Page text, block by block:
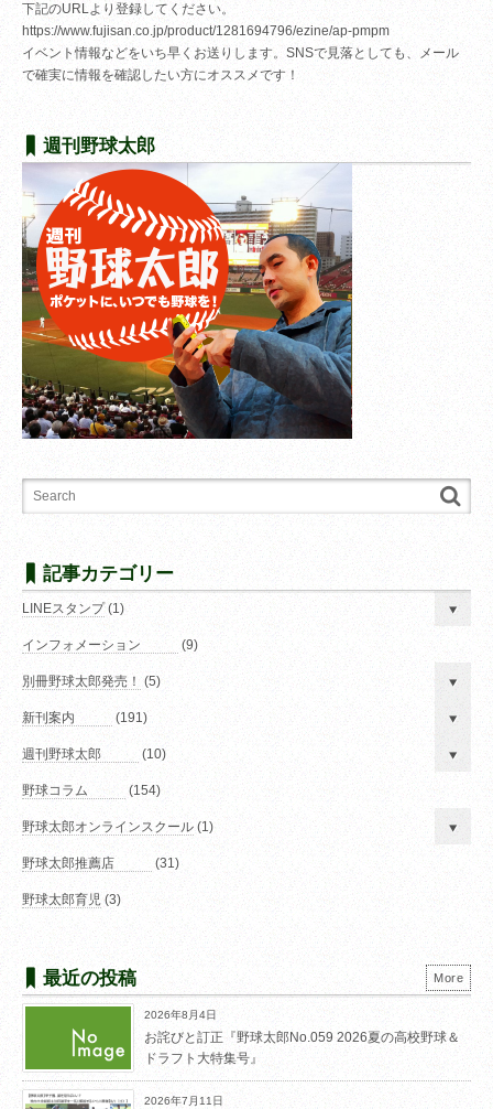
下記のURLより登録してください。
https://www.fujisan.co.jp/product/1281694796/ezine/ap-pmpm
イベント情報などをいち早くお送りします。SNSで見落としても、メール
で確実に情報を確認したい方にオススメです！
週刊野球太郎
記事カテゴリー
LINEスタンプ(1)
インフォメーション (9)
別冊野球太郎発売！ (5)
新刊案内 (191)
週刊野球太郎 (10)
野球コラム (154)
野球太郎オンラインスクール (1)
野球太郎推薦店 (31)
野球太郎育児 (3)
最近の投稿
2026年8月4日
お詫びと訂正『野球太郎No.059 2026夏の高校野球＆
ドラフト大特集号』
2026年7月11日
More